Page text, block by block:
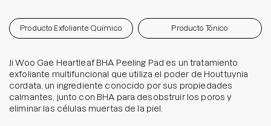
Producto Exfoliante Químico Producto Tónico
Ji Woo Gae Heartleaf BHA Peeling Pad es un tratamiento
exfoliante multifuncional que utiliza el poder de Houttuynia
cordata, un ingrediente conocido por sus propiedades
calmantes, junto con BHA para desobstruir los poros y
eliminar las células muertas de la piel.